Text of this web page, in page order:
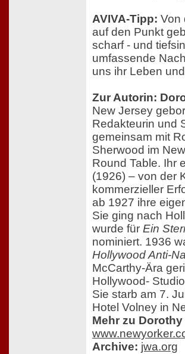
AVIVA-Tipp: Von
auf den Punkt
scharf - und
umfassende
uns ihr Leben
Zur Autorin:
New Jersey
Redakteurin und
gemeinsam mit
Sherwood im
Round Table. Ihr
(1926) – von der
kommerzieller
ab 1927 ihre
Sie ging nach
wurde für Ein
nominiert. 1936
Hollywood Anti-
McCarthy-Ära
Hollywood-
Sie starb am 7.
Hotel Volney in
Mehr zu
Archive: jwa.org